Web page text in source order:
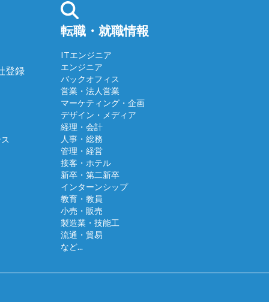
登録
転職・就職情報
ITエンジニア
エンジニア
バックオフィス
営業・法人営業
マーケティング・企画
デザイン・メディア
経理・会計
人事・総務
管理・経営
接客・ホテル
新卒・第二新卒
インターンシップ
教育・教員
小売・販売
製造業・技能工
流通・貿易
など...